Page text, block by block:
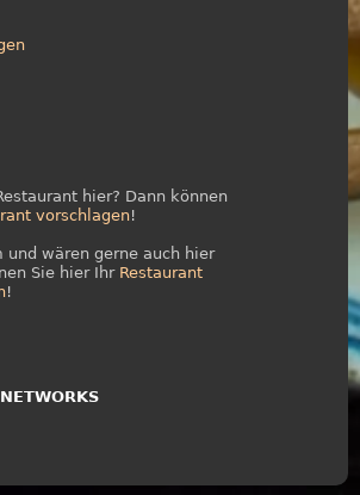
hier? Dann können
vorschlagen!
und wären gerne auch hier
Sie hier Ihr Restaurant
!